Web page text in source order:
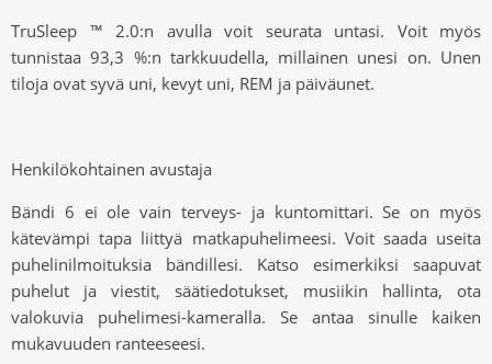
TruSleep ™ 2.0:n avulla voit seurata untasi. Voit myös
tunnistaa 93,3 %:n tarkkuudella, millainen unesi on. Unen
tiloja ovat syvä uni, kevyt uni, REM ja päiväunet.
Henkilökohtainen avustaja
Bändi 6 ei ole vain terveys- ja kuntomittari. Se on myös
kätevämpi tapa liittyä matkapuhelimeesi. Voit saada useita
puhelinilmoituksia bändillesi. Katso esimerkiksi saapuvat
puhelut ja viestit, säätiedotukset, musiikin hallinta, ota
valokuvia puhelimesi-kameralla. Se antaa sinulle kaiken
mukavuuden ranteeseesi.